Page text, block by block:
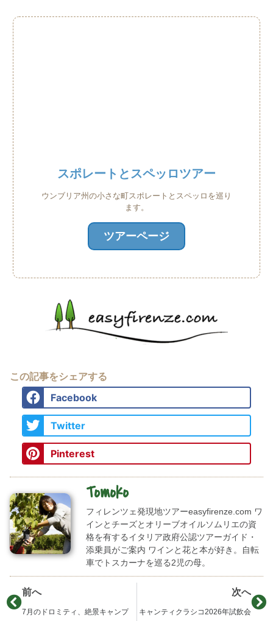
スポレートとスペッロツアー
ウンブリア州の小さな町スポレートとスペッロを巡り
ます。
ツアーページ
この記事をシェアする
Facebook
Twitter
Pinterest
Tomoko
フィレンツェ発現地ツアーeasyfirenze.com ワ
インとチーズとオリーブオイルソムリエの資
格を有するイタリア政府公認ツアーガイド・
添乗員がご案内 ワインと花と本が好き。自転
車でトスカーナを巡る2児の母。
前へ
7月のドロミティ、絶景キャンプ
次へ
キャンティクラシコ2026年試飲会